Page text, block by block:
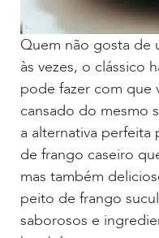
Quem não gosta de
às vezes, o clássico
pode fazer com que
cansado do mesmo
a alternativa perfeita
de frango caseiro
mas também
peito de frango
saborosos e